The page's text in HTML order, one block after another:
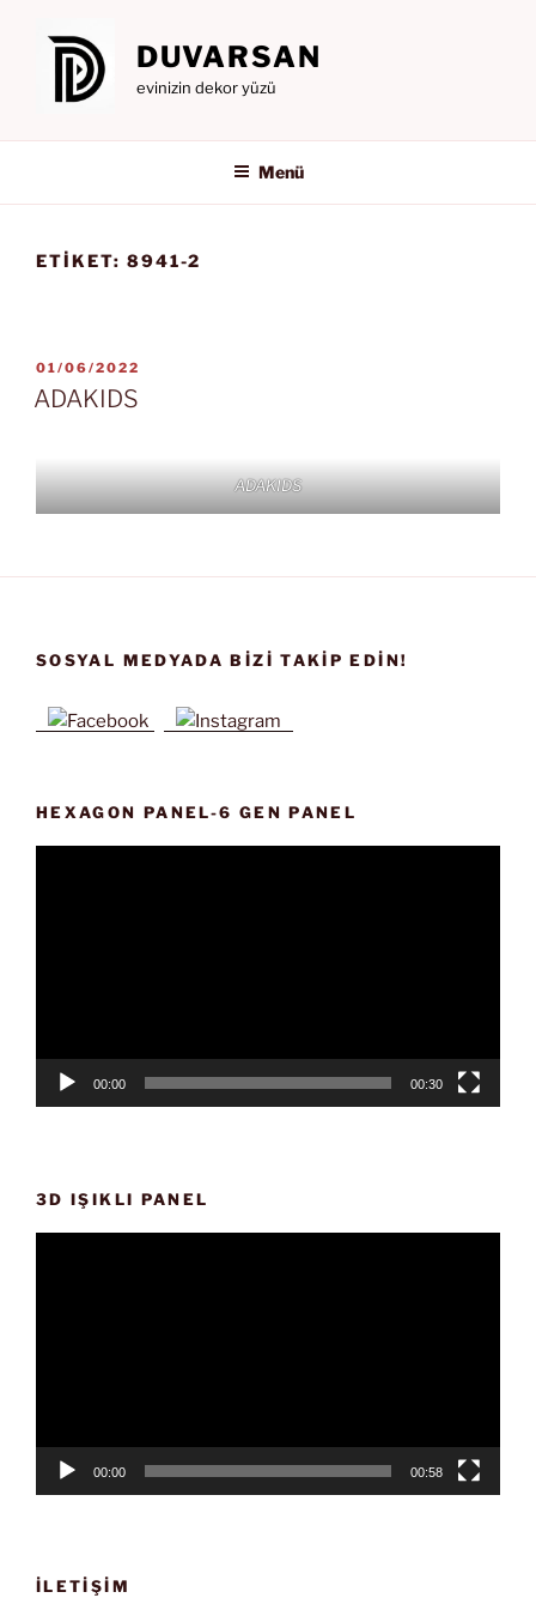
DUVARSAN
evinizin dekor yüzü
Menü
ETIKET: 8941-2
YAYIM
TARIHI
01/06/2022
ADAKIDS
ADAKIDS
SOSYAL MEDYADA BIZI TAKIP EDIN!
HEXAGON PANEL-6 GEN PANEL
00:00 00:30
3D IŞIKLI PANEL
00:00 00:58
İLETIŞIM